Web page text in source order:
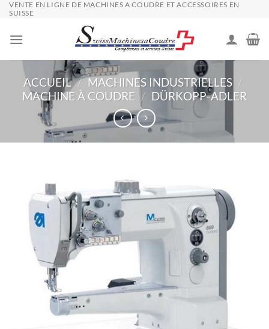
Passer
contenu
VENTE EN LIGNE DE MACHINES A COUDRE ET ACCESSOIRES EN
SUISSE
ACCUEIL / MACHINES INDUSTRIELLES /
MACHINE À COUDRE / DÜRKOPP-ADLER